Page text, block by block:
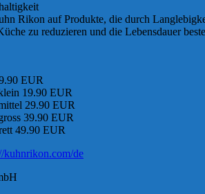
Rikon auf Produkte, die durch
zu reduzieren und die Lebensdauer
EUR
19.90 EUR
29.90 EUR
39.90 EUR
49.90 EUR
kuhnrikon.com/de